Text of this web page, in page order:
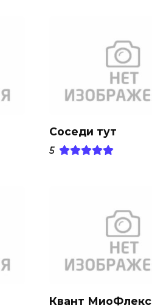
Соседи тут
5
Квант МиоФлекс